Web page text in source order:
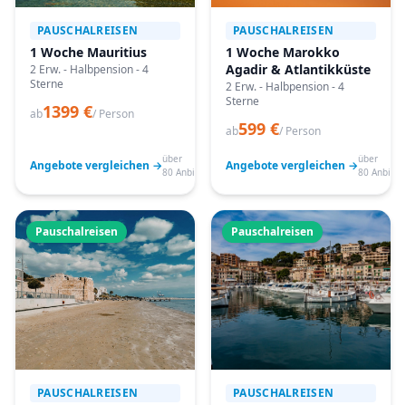
PAUSCHALREISEN
1 Woche Mauritius
2 Erw. - Halbpension - 4
Sterne
ab1399 €/ Person
Angebote vergleichen →über
80 Anbieter
PAUSCHALREISEN
1 Woche Marokko
Agadir & Atlantikküste
2 Erw. - Halbpension - 4
Sterne
ab599 €/ Person
Angebote vergleichen →über
80
Pauschalreisen
PAUSCHALREISEN
Pauschalreisen
PAUSCHALREISEN